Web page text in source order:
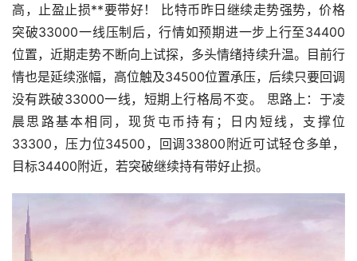
高，止盈止损**要带好！ 比特币昨日继续走势强势，价格
突破33000一线压制后，行情如预期进一步上行至34400
位置，近期走势不断向上试探，多头情绪持续升温。目前行
情也是延续涨幅，高位触及34500位置承压，后续只要回调
没有跌破33000一线，短期上行格局不变。 思路上：于凌
晨思路基本相同，现货屯币持有；日内短线，支撑位
33300，压力位34500，回调33800附近可试轻仓多单，
目标34400附近，若突破继续持有带好止损。